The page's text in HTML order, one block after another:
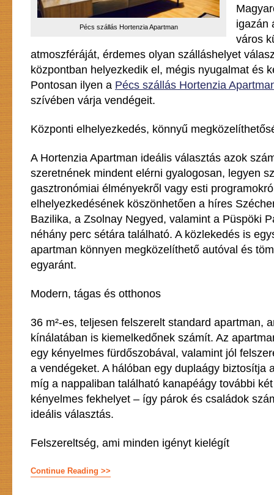
Pécs szállás Hortenzia Apartman
igazán
város
atmoszféráját, érdemes olyan szálláshelyet
központban helyezkedik el, mégis nyugalmat és
Pontosan ilyen a Pécs szállás Hortenzia
szívében várja vendégeit.
Központi elhelyezkedés, könnyű
A Hortenzia Apartman ideális választás azok
szeretnének mindent elérni gyalogosan, legyen
gasztronómiai élményekről vagy esti
elhelyezkedésének köszönhetően a híres
Bazilika, a Zsolnay Negyed, valamint a Püspöki
néhány perc sétára található. A közlekedés is
apartman könnyen megközelíthető autóval és
egyaránt.
Modern, tágas és otthonos
36 m²-es, teljesen felszerelt standard apartman,
kínálatában is kiemelkedőnek számít. Az
egy kényelmes fürdőszobával, valamint jól
a vendégeket. A hálóban egy duplaágy biztosítja
míg a nappaliban található kanapéágy további
kényelmes fekhelyet – így párok és családok
ideális választás.
Felszereltség, ami minden igényt kielégít
Continue Reading >>